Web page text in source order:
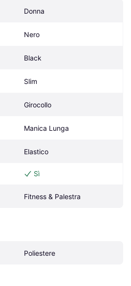
Donna
Nero
Black
Slim
Girocollo
Manica Lunga
Elastico
Sì
Fitness & Palestra
Poliestere